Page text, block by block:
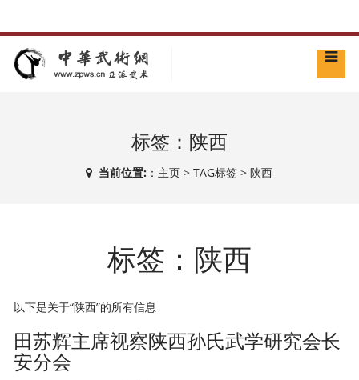
标签：陕西
当前位置: ： 主页 >TAG标签 > 陕西
标签：陕西
以下是关于“陕西”的所有信息
田苏辉主席视察陕西孙氏武学研究会长
安分会